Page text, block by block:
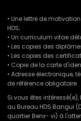
• Une lettre de
HDS;
• Un curriculum vitae
• Les copies des
• Les copies des
• Copie de la carte
• Adresse électronique,
de référence obligatoire.
Si vous êtes
au Bureau HDS Bangui
quartier Benx- vi) à